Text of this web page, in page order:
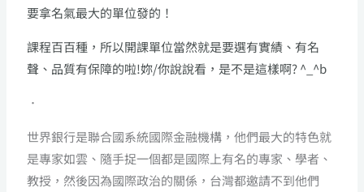
要拿名氣最大的單位發的！
課程百百種，所以開課單位當然就是要選有實績、有名
聲、品質有保障的啦!妳/你說說看，是不是這樣啊? ^_^b
．
世界銀行是聯合國系統國際金融機構，他們最大的特色就
是專家如雲、隨手捉一個都是國際上有名的專家、學者、
教授，然後因為國際政治的關係，台灣都邀請不到他們